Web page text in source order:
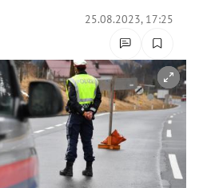
25.08.2023, 17:25